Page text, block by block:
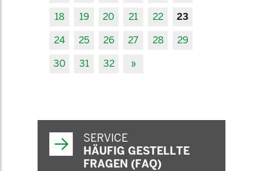
18
19 20 21 22
23
24
25 26 27 28
29
30
31 32 »
SERVICE
HÄUFIG GESTELLTE
FRAGEN (FAQ)